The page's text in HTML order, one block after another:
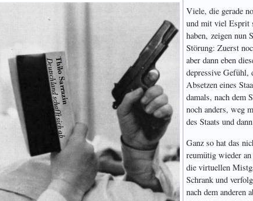
Viele, die gerade
und mit viel Esprit
haben, zeigen nun
Störung: Zuerst
aber dann eben
depressive Gefühl,
Absetzen eines
damals, nach dem
noch anders, weg
des Staats und
Ganz so hat das
reumütig wieder
die virtuellen
Schrank und
nach dem anderen